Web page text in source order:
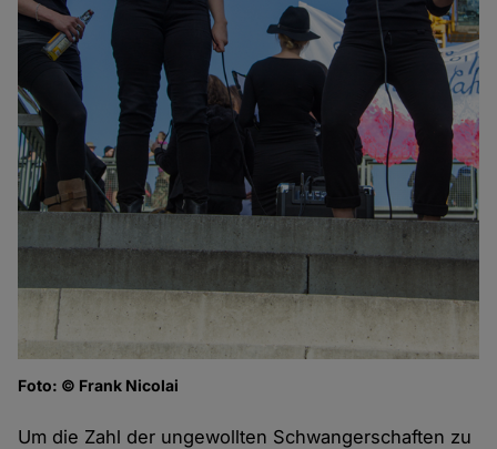
Foto: © Frank Nicolai
Um die Zahl der ungewollten Schwangerschaften zu